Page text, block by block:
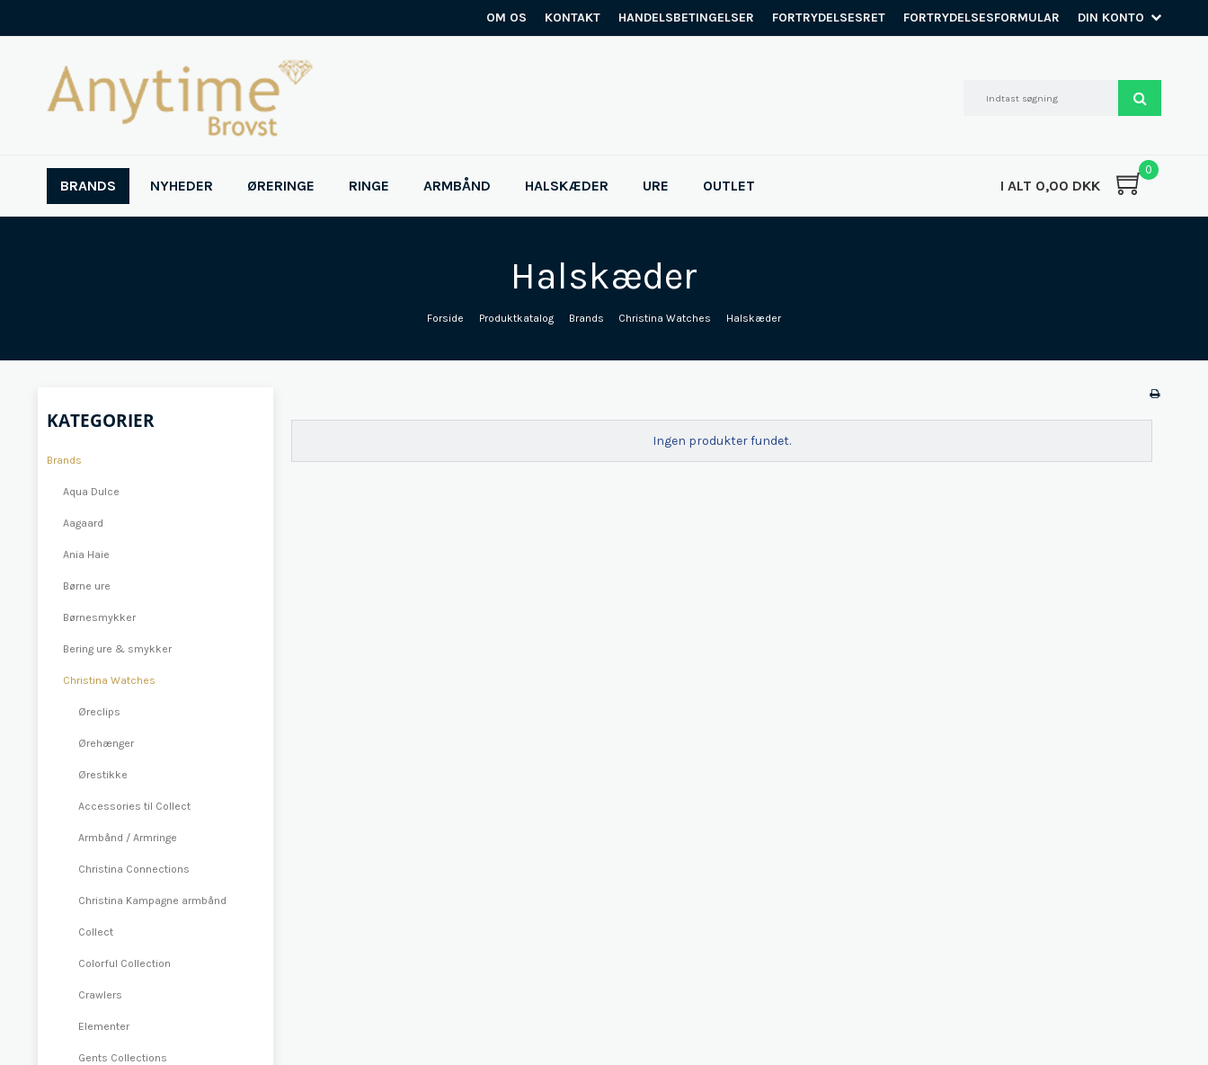
OM OS KONTAKT HANDELSBETINGELSER FORTRYDELSESRET FORTRYDELSESFORMULAR DIN KONTO
BRANDS NYHEDER ØRERINGE RINGE ARMBÅND HALSKÆDER URE OUTLET I ALT 0,00 DKK
0
Halskæder
Forside Produktkatalog Brands Christina Watches Halskæder
KATEGORIER
Brands
Aqua Dulce
Aagaard
Ania Haie
Børne ure
Børnesmykker
Bering ure & smykker
Christina Watches
Øreclips
Ørehænger
Ørestikke
Accessories til Collect
Armbånd / Armringe
Christina Connections
Christina Kampagne armbånd
Collect
Colorful Collection
Crawlers
Elementer
Gents Collections
Ingen produkter fundet.